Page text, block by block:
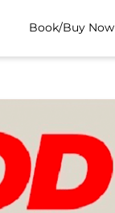
Book/Buy Now